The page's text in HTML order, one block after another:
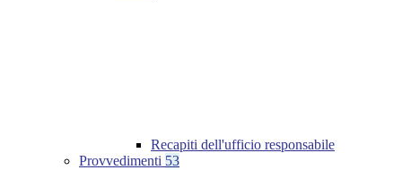
Recapiti dell'ufficio responsabile
Provvedimenti 53